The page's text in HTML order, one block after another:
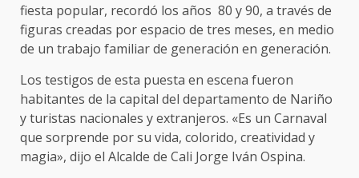
fiesta popular, recordó los años 80 y 90, a través de
figuras creadas por espacio de tres meses, en medio
de un trabajo familiar de generación en generación.
Los testigos de esta puesta en escena fueron
habitantes de la capital del departamento de Nariño
y turistas nacionales y extranjeros. «Es un Carnaval
que sorprende por su vida, colorido, creatividad y
magia», dijo el Alcalde de Cali Jorge Iván Ospina.